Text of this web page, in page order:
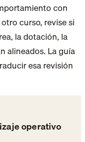
con
curso, revise si
la dotación, la
alineados. La guía
esa revisión
operativo